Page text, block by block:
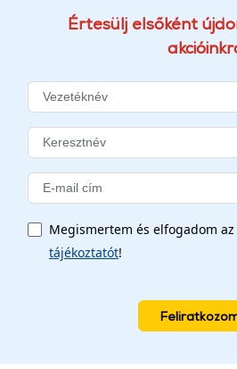
Értesülj elsőként
Megismertem és elfogadom az
tájékoztatót!